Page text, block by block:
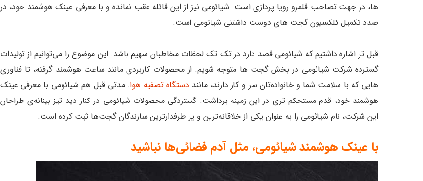
ها، در جهت تصاحب قلمرو رویا پردازی است. شیائومی نیز از این قائله عقب نمانده و با معرفی عینک هوشمند خود، در
صدد تکمیل کلکسیون گجت‌ های دوست داشتنی شیائومی است.
قبل‌ تر اشاره داشتیم که شیائومی قصد دارد در تک تک لحظات مخاطبان سهیم باشد. این موضوع را می‌توانیم از تولیدات
گسترده‌ شرکت شیائومی در بخش گجت‌ ها متوجه شویم. از محصولات کاربردی مانند ساعت هوشمند گرفته، تا فناوری‌
هایی که با سلامت شما و خانواده‌تان سر و کار دارند، مانند دستگاه تصفیه هوا. مدتی قبل هم شیائومی با معرفی عینک
هوشمند خود، قدم مستحکم‌ تری در این زمینه برداشت. گستردگی محصولات شیائومی در کنار دید تیز بینانه‌ی طراحان
این شرکت، نام شیائومی را به عنوان یکی از خلاقانه‌ترین و پر طرفدارترین سازندگان گجت‌ها ثبت کرده است.
با عینک هوشمند شیائومی، مثل آدم فضائی‌ها نباشید